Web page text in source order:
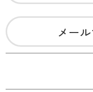
メー